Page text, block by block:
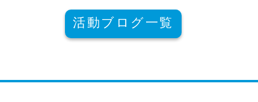
活動ブログ一覧